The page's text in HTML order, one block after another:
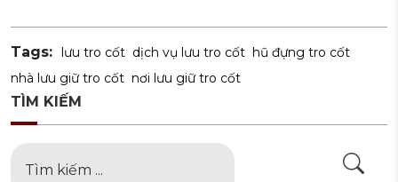
Tags: lưu tro cốt dịch vụ lưu tro cốt hũ đựng tro cốt
nhà lưu giữ tro cốt nơi lưu giữ tro cốt
TÌM KIẾM